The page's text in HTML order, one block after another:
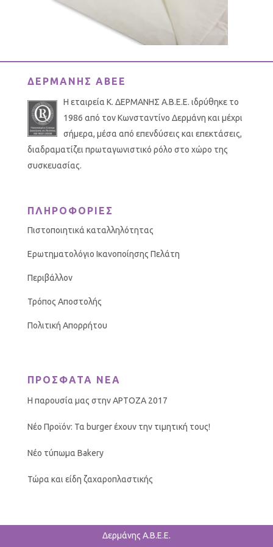
ΔΕΡΜΑΝΗΣ ΑΒΕΕ
Η εταιρεία Κ. ΔΕΡΜΑΝΗΣ Α.Β.Ε.Ε. ιδρύθηκε το
1986 από τον Κωνσταντίνο Δερμάνη και μέχρι
σήμερα, μέσα από επενδύσεις και επεκτάσεις,
διαδραματίζει πρωταγωνιστικό ρόλο στο χώρο της
συσκευασίας.
ΠΛΗΡΟΦΟΡΙΕΣ
Πιστοποιητικά καταλληλότητας
Ερωτηματολόγιο Ικανοποίησης Πελάτη
Περιβάλλον
Τρόπος Αποστολής
Πολιτική Απορρήτου
ΠΡΟΣΦΑΤΑ ΝΕΑ
Η παρουσία μας στην ΑΡΤΟΖΑ 2017
Νέο Προϊόν: Τα burger έχουν την τιμητική τους!
Νέο τύπωμα Bakery
Τώρα και είδη ζαχαροπλαστικής
Δερμάνης Α.Β.Ε.Ε.